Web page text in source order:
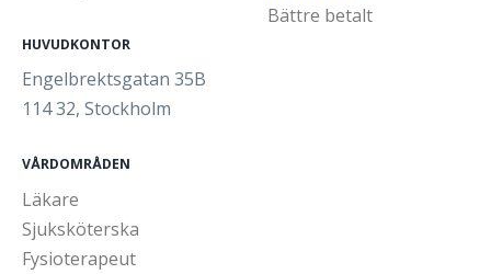
HUVUDKONTOR
Engelbrektsgatan 35B
114 32, Stockholm
Bättre betalt
VÅRDOMRÅDEN
Läkare
Sjuksköterska
Fysioterapeut